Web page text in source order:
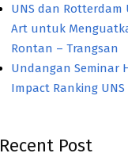
UNS dan
Art untuk
Rontan – Trangsan
Undangan Seminar
Impact Ranking UNS
Recent Post